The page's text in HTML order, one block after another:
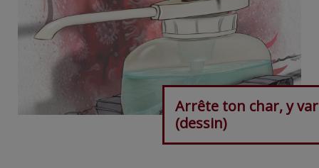
Arrête ton char, y
(dessin)